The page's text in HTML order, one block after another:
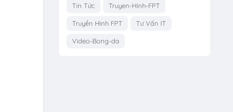
Tin Tức Truyen-Hinh-FPT
Truyền Hình FPT Tư Vấn IT
Video-Bong-da